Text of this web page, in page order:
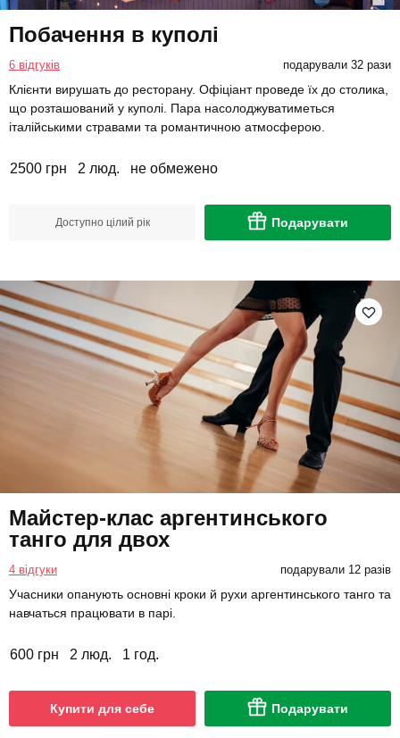
Побачення в куполі
6 відгуків подарували 32 рази
Клієнти вирушать до ресторану. Офіціант проведе їх до столика,
що розташований у куполі. Пара насолоджуватиметься
італійськими стравами та романтичною атмосферою.
2500 грн 2 люд. не обмежено
Доступно цілий рік Подарувати
Майстер-клас аргентинського
танго для двох
4 відгуки подарували 12 разів
Учасники опанують основні кроки й рухи аргентинського танго та
навчаться працювати в парі.
600 грн 2 люд. 1 год.
Купити для себе Подарувати